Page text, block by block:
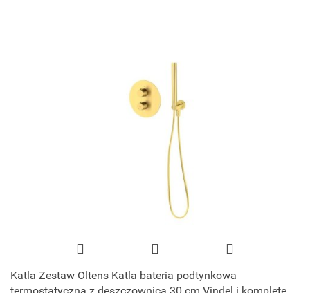
Katla Zestaw Oltens Katla bateria podtynkowa